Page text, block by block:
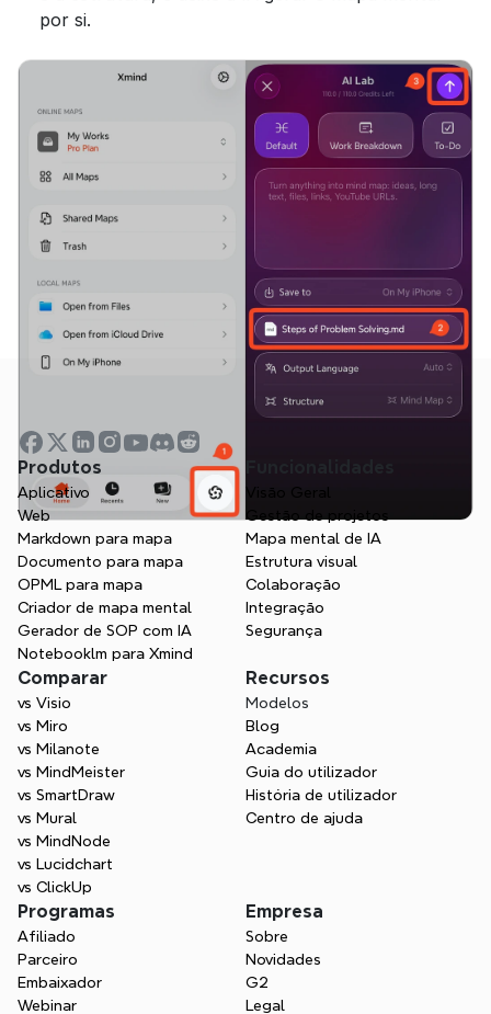
por si.
Produtos
Aplicativo
Web
Markdown para mapa
Documento para mapa
OPML para mapa
Criador de mapa mental
Gerador de SOP com IA
Notebooklm para Xmind
Visão Geral
Mapa mental de IA
Estrutura visual
Colaboração
Integração
Segurança
Comparar
vs Visio
vs Miro
vs Milanote
vs MindMeister
vs SmartDraw
vs Mural
vs MindNode
vs Lucidchart
vs ClickUp
Recursos
Modelos
Blog
Academia
Guia do utilizador
História de utilizador
Centro de ajuda
Programas
Afiliado
Parceiro
Embaixador
Webinar
Empresa
Sobre
Novidades
G2
Legal